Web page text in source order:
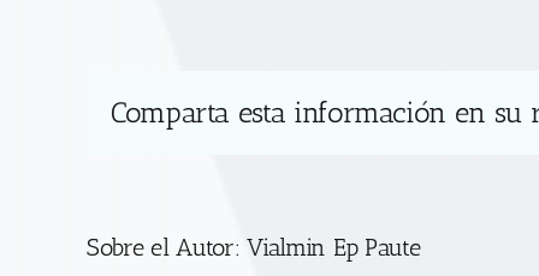
Comparta esta información en su
Sobre el Autor:Vialmin Ep Paute